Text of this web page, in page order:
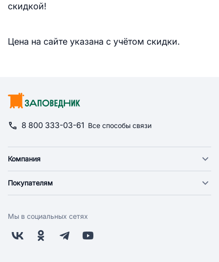
скидкой!
Цена на сайте указана с учётом скидки.
8 800 333-03-61 Все способы связи
Компания
Новости
Поставщикам
Заводчикам
Покупателям
Оплата
Бонусная программа
Мы в социальных сетях